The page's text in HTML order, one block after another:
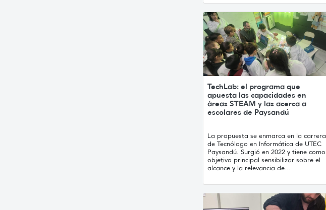
TechLab: el programa que
apuesta las capacidades en
áreas STEAM y las acerca a
escolares de Paysandú
La propuesta se enmarca en la carrera
de Tecnólogo en Informática de UTEC
Paysandú. Surgió en 2022 y tiene como
objetivo principal sensibilizar sobre el
alcance y la relevancia de...